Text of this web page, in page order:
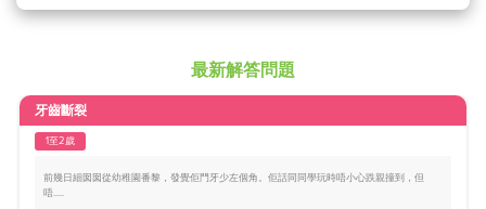
最新解答問題
牙齒斷裂
1至2歲
前幾日細囡囡從幼稚園番黎，發覺佢門牙少左個角。佢話同同學玩時唔小心跌親撞到，但
唔.....